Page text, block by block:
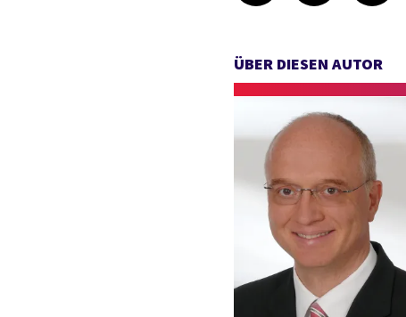
ÜBER DIESEN AUTOR